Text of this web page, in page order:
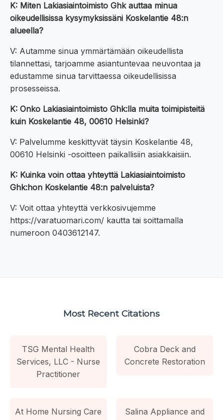
K: Miten Lakiasiaintoimisto Ghk auttaa minua
oikeudellisissa kysymyksissäni Koskelantie 48:n
alueella?
V: Autamme sinua ymmärtämään oikeudellista
tilannettasi, tarjoamme asiantuntevaa neuvontaa ja
edustamme sinua tarvittaessa oikeudellisissa
prosesseissa.
K: Onko Lakiasiaintoimisto Ghk:lla muita toimipisteitä
kuin Koskelantie 48, 00610 Helsinki?
V: Palvelumme keskittyvät täysin Koskelantie 48,
00610 Helsinki -osoitteen paikallisiin asiakkaisiin.
K: Kuinka voin ottaa yhteyttä Lakiasiaintoimisto
Ghk:hon Koskelantie 48:n palveluista?
V: Voit ottaa yhteyttä verkkosivujemme
https://varatuomari.com/ kautta tai soittamalla
numeroon 0403612147.
Most Recent Citations
TSG Mental Health
Services, LLC - Nurse
Practitioner
Cobra Deck and
Concrete Restoration
At Home Nursing Care
Salina Appliance and